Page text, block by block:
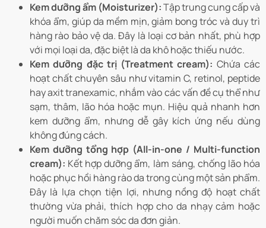
Kem dưỡng ẩm (Moisturizer):Tập trung cung cấp và
khóa ẩm, giúp da mềm mịn, giảm bong tróc và duy trì
hàng rào bảo vệ da. Đây là loại cơ bản nhất, phù hợp
với mọi loại da, đặc biệt là da khô hoặc thiếu nước.
Kem dưỡng đặc trị (Treatment cream): Chứa các
hoạt chất chuyên sâu như vitamin C, retinol, peptide
hay axit tranexamic, nhắm vào các vấn đề cụ thể như
sạm, thâm, lão hóa hoặc mụn. Hiệu quả nhanh hơn
kem dưỡng ẩm, nhưng dễ gây kích ứng nếu dùng
không đúng cách.
Kem dưỡng tổng hợp (All-in-one / Multi-function
cream): Kết hợp dưỡng ẩm, làm sáng, chống lão hóa
hoặc phục hồi hàng rào da trong cùng một sản phẩm.
Đây là lựa chọn tiện lợi, nhưng nồng độ hoạt chất
thường vừa phải, thích hợp cho da nhạy cảm hoặc
người muốn chăm sóc da đơn giản.